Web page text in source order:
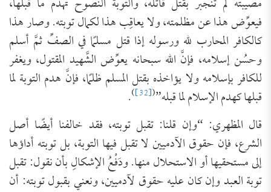
فيعوِّض هذا عن مظلمته، ولا يعاقِب هذا لكمال توبته. وصار هذا
كالكافر المحارب لله ورسوله إذا قتل مسلمًا في الصفِّ ثمَّ أسلم
وحسُن إسلامه، فإنَّ الله سبحانه يعوِّض الشَّهيد المقتول، ويغفر
للكافر بإسلامه ولا يؤاخذه بقتل المسلم ظلمًا، فإنَّ هدم التوبة لما
قبلها كهدم الإسلام لما قبله”(
[32]
)
.
قال المظهري: “وإن قلنا: تقبل توبته، فقد خالفنا أيضًا أصل
الشرع، فإن ‌حقوق الآدميين لا تقبل فيها التوبة، بل توبته أداؤها
إلى مستحقيها أو الاستحلال منها. ودَفْعُ الإشكالِ بأن نقول: تقبل
توبة العبد وإن كان عليه ‌حقوق لآدميين، ونعني بقبول توبته: أن